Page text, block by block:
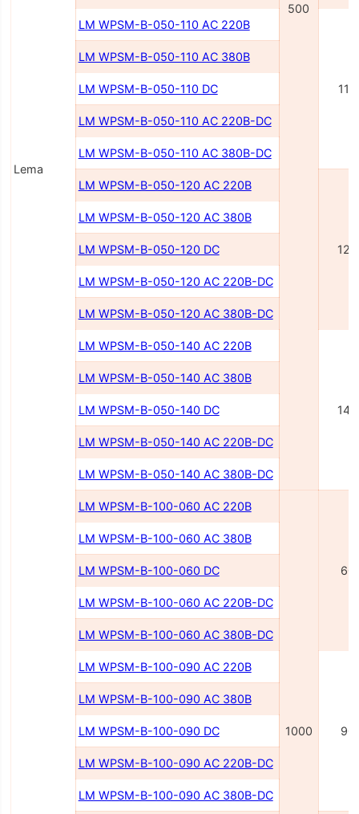
Lema
500
LM WPSM-B-050-110 AC 220В
LM WPSM-B-050-110 AC 380В
LM WPSM-B-050-110 DC
LM WPSM-B-050-110 AC 220В-DC
LM WPSM-B-050-110 AC 380В-DC
LM WPSM-B-050-120 AC 220В
LM WPSM-B-050-120 AC 380В
LM WPSM-B-050-120 DC
LM WPSM-B-050-120 AC 220В-DC
LM WPSM-B-050-120 AC 380В-DC
LM WPSM-B-050-140 AC 220В
LM WPSM-B-050-140 AC 380В
LM WPSM-B-050-140 DC
LM WPSM-B-050-140 AC 220В-DC
LM WPSM-B-050-140 AC 380В-DC
LM WPSM-B-100-060 AC 220В
1000
LM WPSM-B-100-060 AC 380В
LM WPSM-B-100-060 DC
LM WPSM-B-100-060 AC 220В-DC
LM WPSM-B-100-060 AC 380В-DC
LM WPSM-B-100-090 AC 220В
LM WPSM-B-100-090 AC 380В
LM WPSM-B-100-090 DC
LM WPSM-B-100-090 AC 220B-DC
LM WPSM-B-100-090 AC 380B-DC